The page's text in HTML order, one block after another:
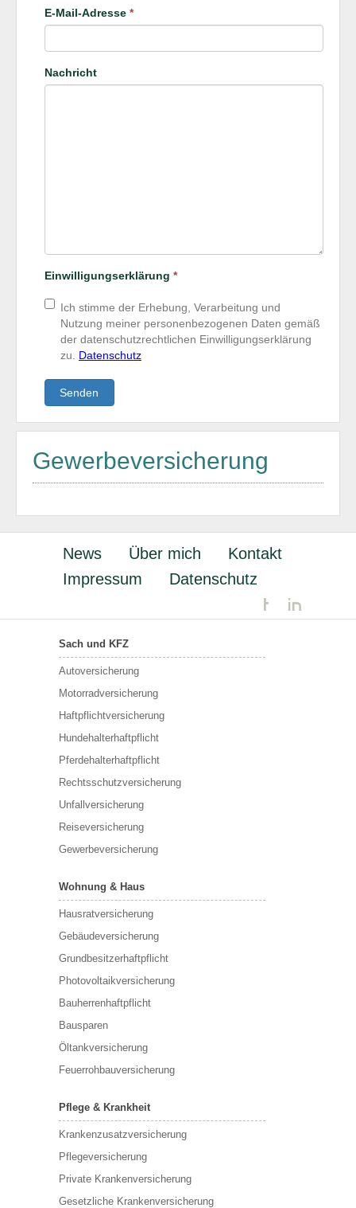
E-Mail-Adresse *
Nachricht
Einwilligungserklärung *
Ich stimme der Erhebung, Verarbeitung und
Nutzung meiner personenbezogenen Daten gemäß
der datenschutzrechtlichen Einwilligungserklärung
zu. Datenschutz
Senden
Gewerbeversicherung
News Über mich
Kontakt
Impressum
Datenschutz
Sach und KFZ
Autoversicherung
Motorradversicherung
Haftpflichtversicherung
Hundehalterhaftpflicht
Pferdehalterhaftpflicht
Rechtsschutzversicherung
Unfallversicherung
Reiseversicherung
Gewerbeversicherung
Wohnung & Haus
Hausratversicherung
Gebäudeversicherung
Grundbesitzerhaftpflicht
Photovoltaikversicherung
Bauherrenhaftpflicht
Bausparen
Öltankversicherung
Feuerrohbauversicherung
Pflege & Krankheit
Krankenzusatzversicherung
Pflegeversicherung
Private Krankenversicherung
Gesetzliche Krankenversicherung